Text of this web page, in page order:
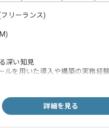
リーランス)
深い知見
ルを用いた導入や構築の実務経
詳細を見る